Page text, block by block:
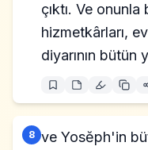
çıktı. Ve
hizmetkârları,
diyarının bütün
8 ve Yosĕph'in